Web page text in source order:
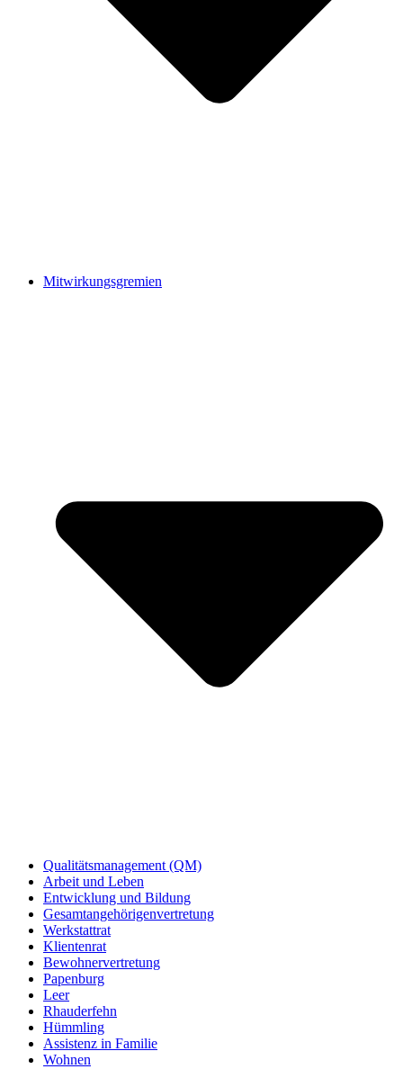
Mitwirkungsgremien
Qualitätsmanagement (QM)
Arbeit und Leben
Entwicklung und Bildung
Gesamtangehörigenvertretung
Werkstattrat
Klientenrat
Bewohnervertretung
Papenburg
Leer
Rhauderfehn
Hümmling
Assistenz in Familie
Wohnen